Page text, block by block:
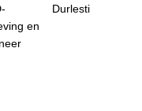
en
Durlesti